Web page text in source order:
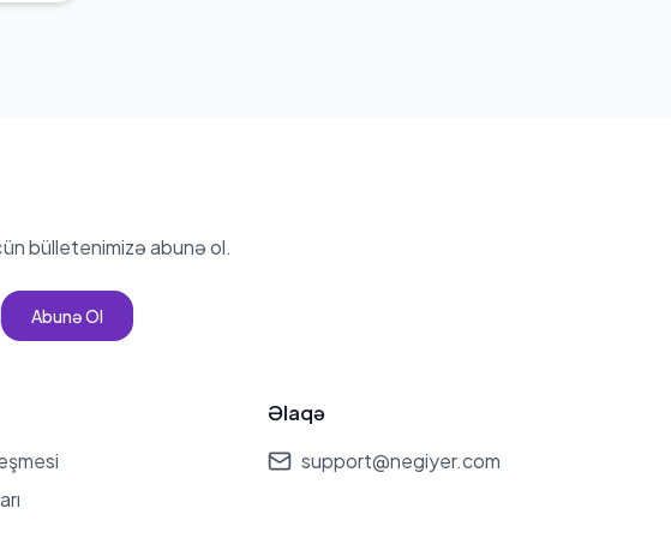
bülletenimizə abunə ol.
Abunə Ol
Əlaqə
support@negiyer.com